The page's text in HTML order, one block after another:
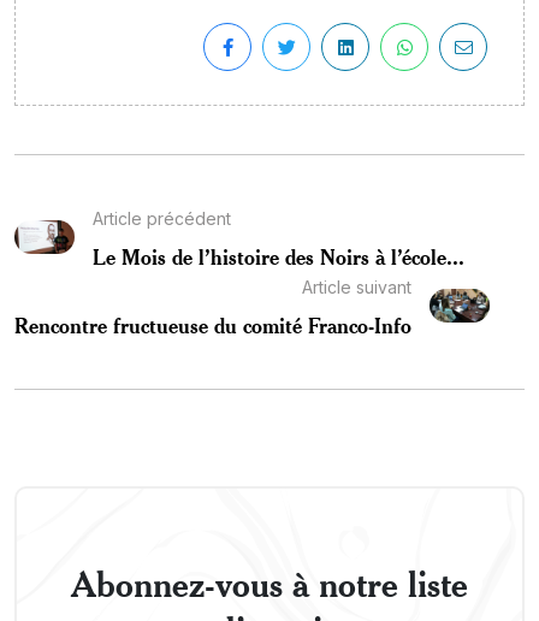
Article précédent
Le Mois de l’histoire des Noirs à l’école...
Article suivant
Rencontre fructueuse du comité Franco-Info
Abonnez-vous à notre liste